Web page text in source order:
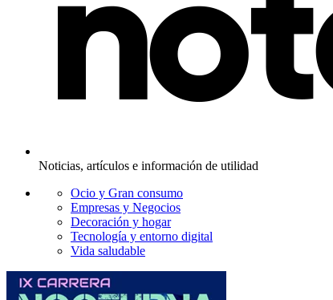
Noticias, artículos e información de utilidad
Ocio y Gran consumo
Empresas y Negocios
Decoración y hogar
Tecnología y entorno digital
Vida saludable